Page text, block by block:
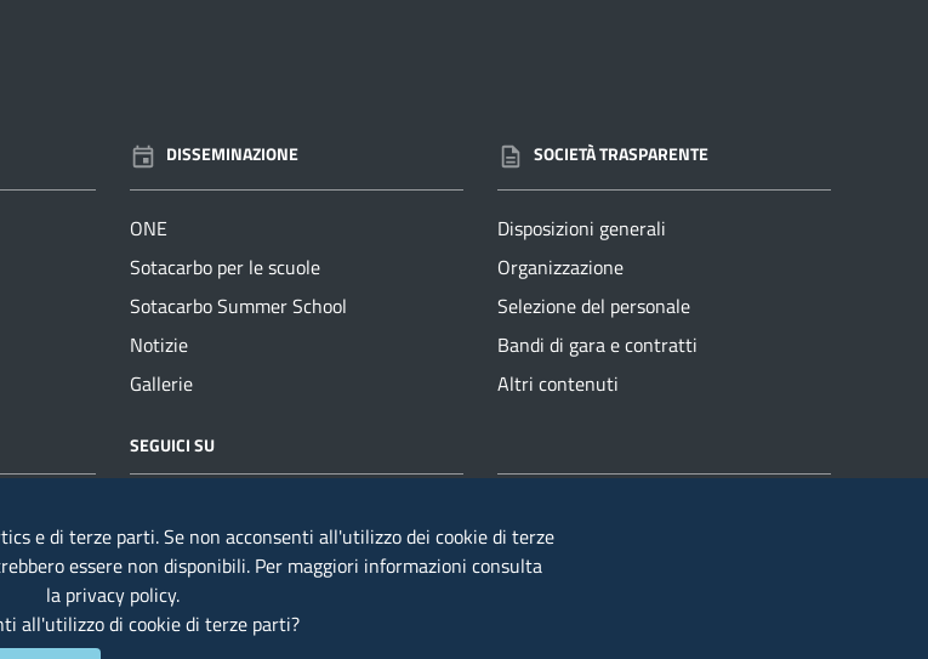
DISSEMINAZIONE
ONE
Sotacarbo per le scuole
Sotacarbo Summer School
Notizie
Gallerie
SOCIETÀ TRASPARENTE
Disposizioni generali
Organizzazione
Selezione del personale
Bandi di gara e contratti
Altri contenuti
SEGUICI SU
e di terze parti. Se non acconsenti all'utilizzo dei cookie di terze
essere non disponibili. Per maggiori informazioni consulta
la privacy policy.
all'utilizzo di cookie di terze parti?